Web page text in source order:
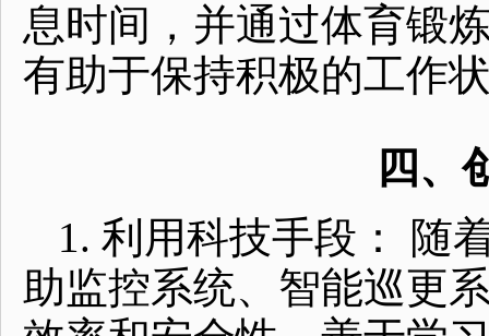
息时间，并通过体育锻
有助于保持积极的工作
四、
1. 利用科技手段： 随
助监控系统、智能巡更